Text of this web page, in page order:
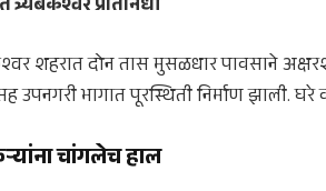
त्र्यंबकेश्वर प्रतिनिधी
शहरात दोन तास मुसळधार पावसाने
उपनगरी भागात पूरस्थिती निर्माण झाली.
चांगलेच हाल